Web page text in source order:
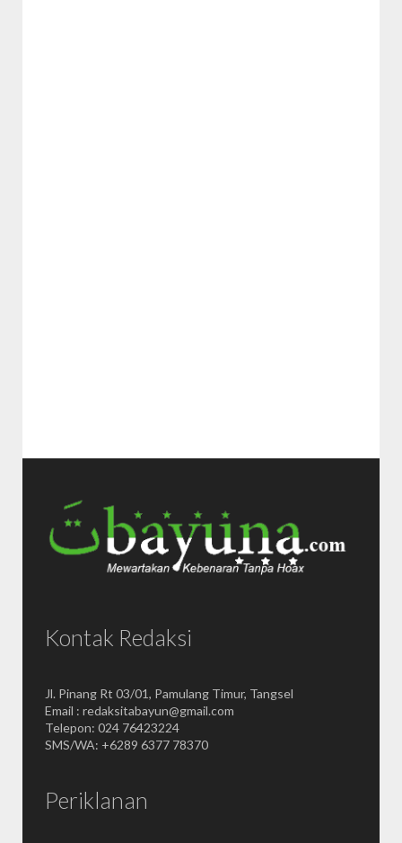
Kontak Redaksi
Jl. Pinang Rt 03/01, Pamulang Timur, Tangsel
Email : redaksitabayun@gmail.com
Telepon: 024 76423224
SMS/WA: +6289 6377 78370
Periklanan